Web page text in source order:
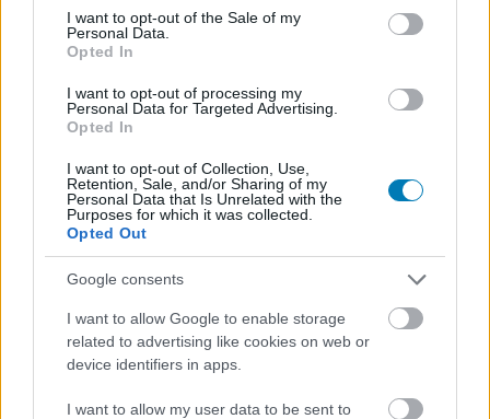
consent section.
I want to opt-out of the Sale of my
Personal Data.
Opted In
I want to opt-out of processing my
Personal Data for Targeted Advertising.
Opted In
I want to opt-out of Collection, Use,
Retention, Sale, and/or Sharing of my
Personal Data that Is Unrelated with the
Purposes for which it was collected.
Opted Out
Google consents
I want to allow Google to enable storage
related to advertising like cookies on web or
device identifiers in apps.
I want to allow my user data to be sent to
tengerentúlra kalauzolnak el.
(például Las Vegas, Los Angeles, San Francisco és San
Diego) kerül bele az American Truck Simulator
bővül majd. A cél az, hogy egész Észak-Amerikát
szabadon bejárhassuk. Hasonlóan a csapat korábbi
játékaihoz, ismét számos jármű kerül a választékba, de a
erősítették meg. Az alábbi egy órás gameplay videó az
alfa állapotát tükrözi (a grafikus motor ugyanaz, mint az
Euro Truck Simulator 2 esetében):